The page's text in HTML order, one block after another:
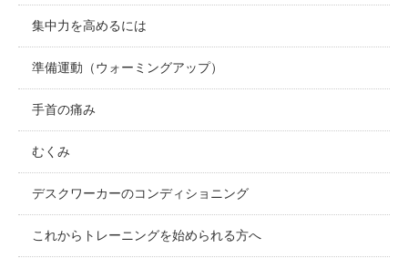
集中力を高めるには
準備運動（ウォーミングアップ）
手首の痛み
むくみ
デスクワーカーのコンディショニング
これからトレーニングを始められる方へ